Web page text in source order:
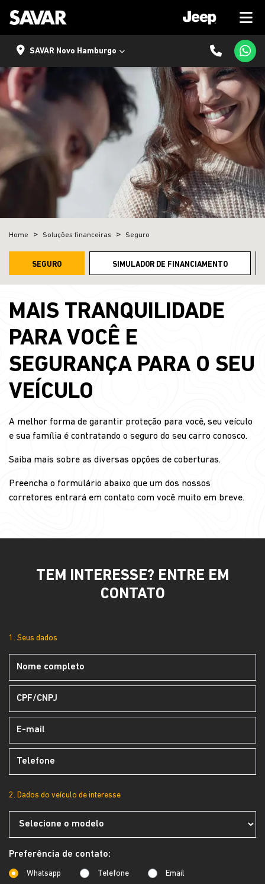
SAVAR Novo Hamburgo
Home Soluções financeiras Seguro
SIMULADOR DE FINANCIAMENTO
SEGURO
MAIS TRANQUILIDADE
PARA VOCÊ E
SEGURANÇA PARA O SEU
VEÍCULO
A melhor forma de garantir proteção para você, seu veículo
e sua família é contratando o seguro do seu carro conosco.
Saiba mais sobre as diversas opções de coberturas.
Preencha o formulário abaixo que um dos nossos
corretores entrará em contato com você muito em breve.
TEM INTERESSE? ENTRE EM
CONTATO
1. Seus dados
2. Dados do veículo de interesse
Preferência de contato:
Whatsapp Telefone Email